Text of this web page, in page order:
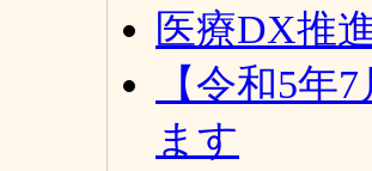
医療DX推
【令和5年
ます